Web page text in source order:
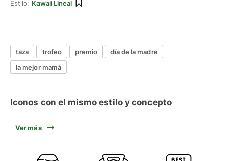
Estilo: Kawaii Lineal
taza trofeo premio
día de la madre
la mejor mamá
Iconos con el mismo estilo y concepto
Ver más